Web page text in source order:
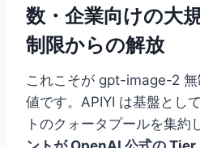
数・企業向けの大
制限からの解放
これこそが gpt-image-2
値です。APIYI は基盤とし
トのクォータプールを集約